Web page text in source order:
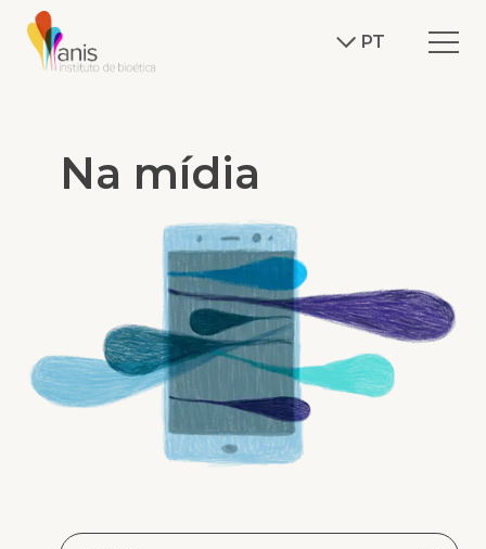
PT
Na mídia